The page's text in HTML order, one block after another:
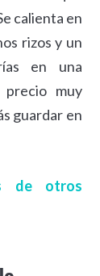
calienta en
rizos y un
en una
muy
guardar en
de otros